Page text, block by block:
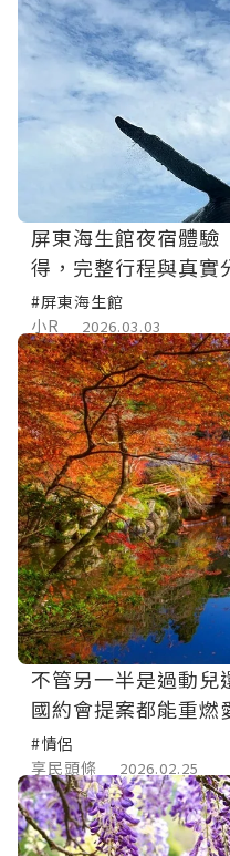
屏東海生館夜宿體驗
得，完整行程與真實
#屏東海生館
小R
2026.03.03
不管另一半是過動兒
國約會提案都能重燃
#情侶
享民頭條
2026.02.25